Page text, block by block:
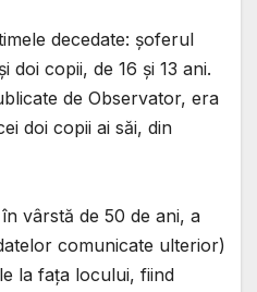
decedate: șoferul
doi copii, de 16 și 13 ani.
de Observator, era
doi copii ai săi, din
vârstă de 50 de ani, a
comunicate ulterior)
la fața locului, fiind